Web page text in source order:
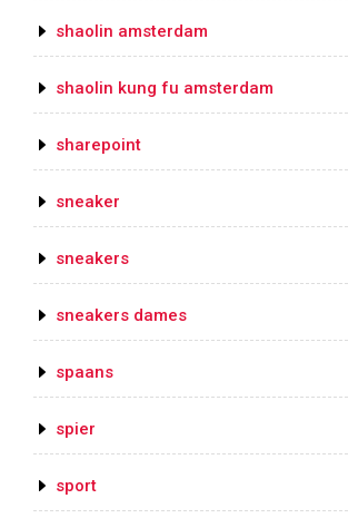
shaolin amsterdam
shaolin kung fu amsterdam
sharepoint
sneaker
sneakers
sneakers dames
spaans
spier
sport